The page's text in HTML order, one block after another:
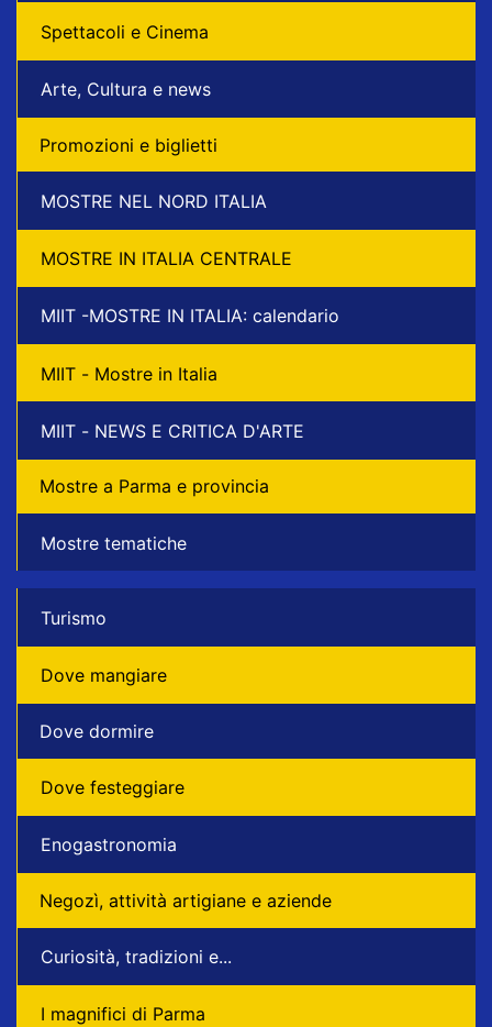
Spettacoli e Cinema
Arte, Cultura e news
Promozioni e biglietti
MOSTRE NEL NORD ITALIA
MOSTRE IN ITALIA CENTRALE
MIIT -MOSTRE IN ITALIA: calendario
MIIT - Mostre in Italia
MIIT - NEWS E CRITICA D'ARTE
Mostre a Parma e provincia
Mostre tematiche
Turismo
Dove mangiare
Dove dormire
Dove festeggiare
Enogastronomia
Negozì, attività artigiane e aziende
Curiosità, tradizioni e...
I magnifici di Parma